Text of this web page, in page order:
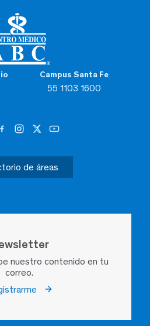
Campus Santa Fe
55 1103 1600
de áreas
nuestro contenido en tu
correo.